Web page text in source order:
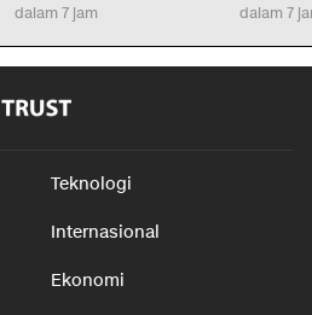
dalam 7 jam dalam 7
Teknologi
Internasional
Ekonomi